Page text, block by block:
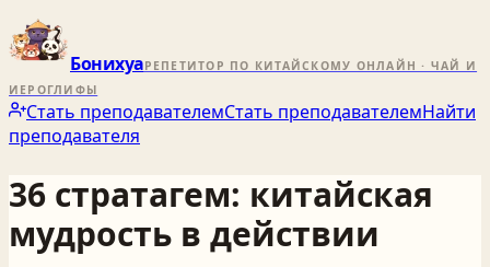
БонихуаРЕПЕТИТОР ПО КИТАЙСКОМУ ОНЛАЙН · ЧАЙ И
ИЕРОГЛИФЫ
Стать преподавателемСтать преподавателемНайти
преподавателя
36 стратагем: китайская
мудрость в действии